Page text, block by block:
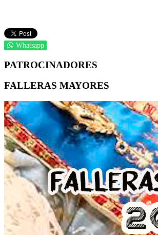
Whatsapp
PATROCINADORES
FALLERAS MAYORES